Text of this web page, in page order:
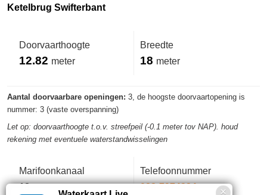
Ketelbrug Swifterbant
Doorvaarthoogte
12.82 meter
Breedte
18 meter
Aantal doorvaarbare openingen: 3, de hoogste doorvaartopening is
nummer: 3 (vaste overspanning)
Let op: doorvaarthoogte t.o.v. streefpeil (-0.1 meter tov NAP). houd
rekening met eventuele waterstandwisselingen
Marifoonkanaal
18
Telefoonnummer
088-7974334